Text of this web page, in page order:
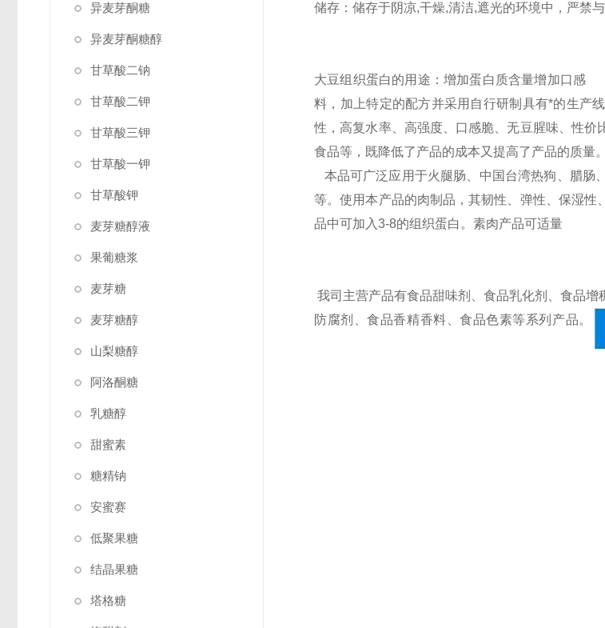
异麦芽酮糖
异麦芽酮糖醇
甘草酸二钠
甘草酸二钾
甘草酸三钾
甘草酸一钾
甘草酸钾
麦芽糖醇液
果葡糖浆
麦芽糖
麦芽糖醇
山梨糖醇
阿洛酮糖
乳糖醇
甜蜜素
糖精钠
安蜜赛
低聚果糖
结晶果糖
塔格糖
储存：储存于阴凉,干燥,清洁,遮光的环境中，严禁
大豆组织蛋白的用途：增加蛋白质含
料，加上特定的配方并采用自行研制具有*的生产
性，高复水率、高强度、口感脆、无豆腥味、性
食品等，既降低了产品的成本又提高了产品的质量。
本品可广泛应用于火腿肠、中国台湾热狗、腊肠
等。使用本产品的肉制品，其韧性、弹性、保湿
品中可加入3-8的组织蛋白。素肉产品可适量
我司主营产品有食品甜味剂、食品乳化剂、食品
防腐剂、食品香精香料、食品色素等系列产品。